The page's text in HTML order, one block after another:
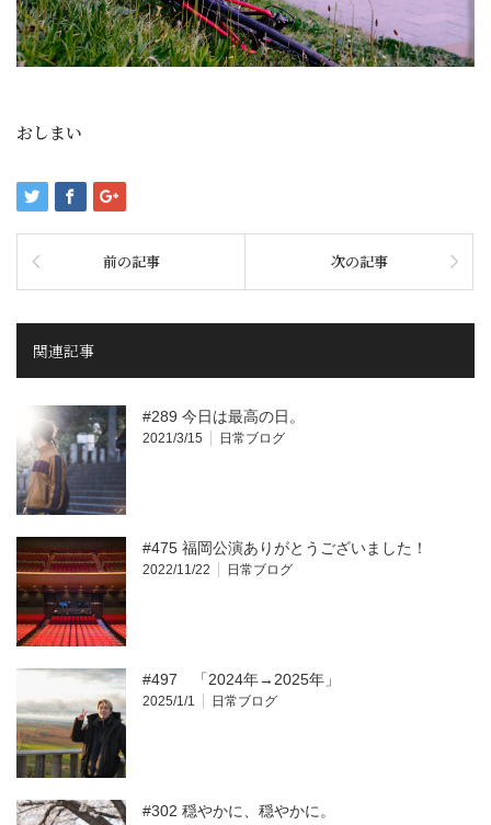
おしまい
前の記事 次の記事
関連記事
#289 今日は最高の日。
2021/3/15 日常ブログ
#475 福岡公演ありがとうございました！
2022/11/22 日常ブログ
#497 「2024年→2025年」
2025/1/1 日常ブログ
#302 穏やかに、穏やかに。